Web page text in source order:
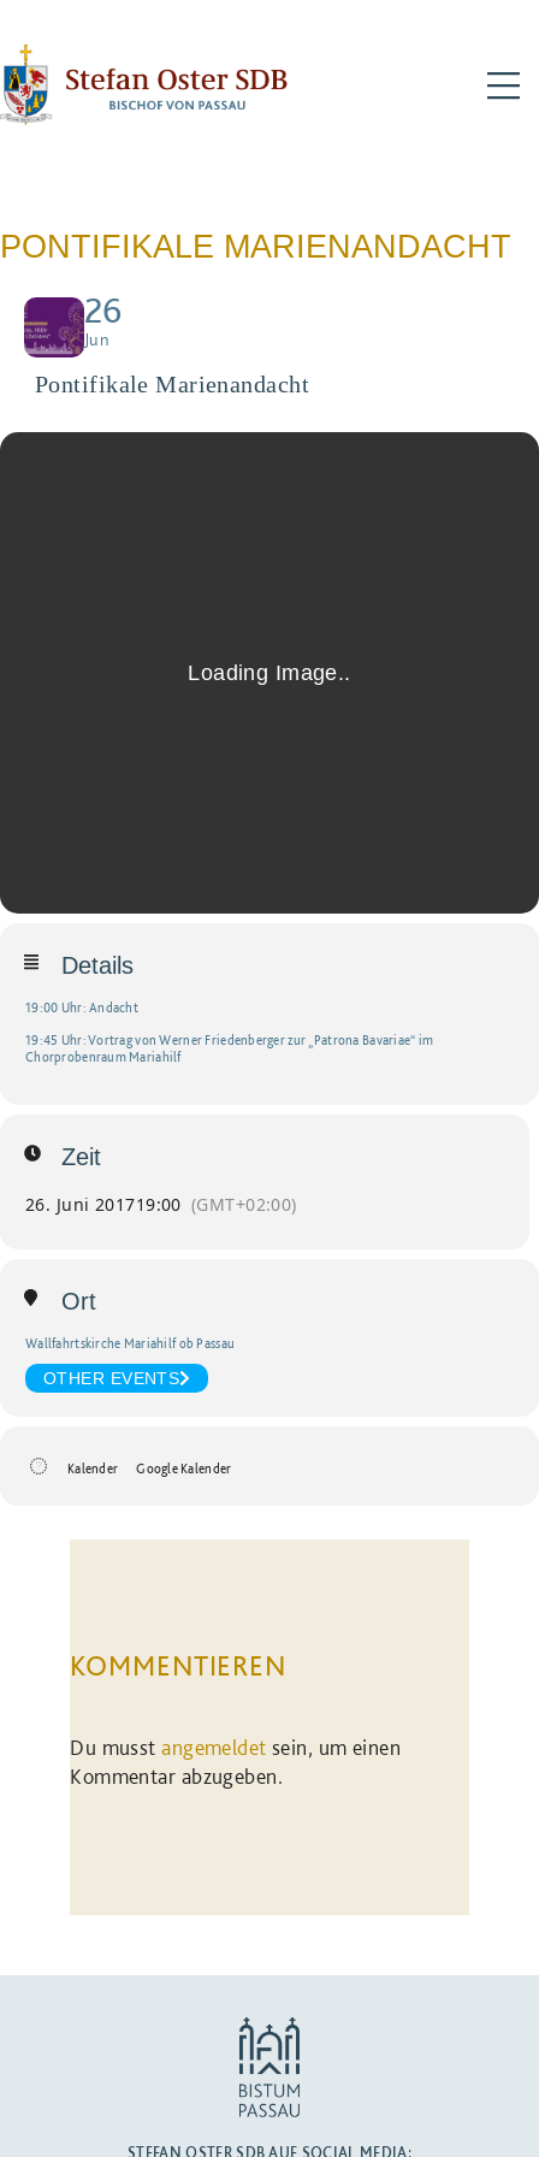
PONTIFIKALE MARIENANDACHT
26
Jun
Pontifikale Marienandacht
Details
19:00 Uhr: Andacht
19:45 Uhr: Vortrag von Werner Friedenberger zur „Patrona Bavariae“ im
Chorprobenraum Mariahilf
Zeit
26. Juni 201719:00 (GMT+02:00)
Ort
Wallfahrtskirche Mariahilf ob Passau
OTHER EVENTS
Kalender Google Kalender
KOMMENTIEREN
Du musstangemeldet sein, um einen
Kommentar abzugeben.
STEFAN OSTER SDB AUF SOCIAL MEDIA: